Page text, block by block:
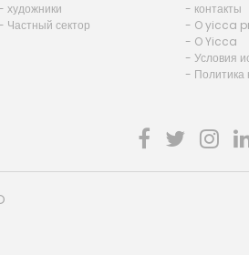
- художники
- Частный сектор
- контакты
- O yicca
- O Yicca
- Условия
- Политика